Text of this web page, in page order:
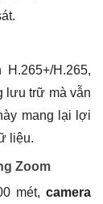
H.265,
lưu trữ mà vẫn
mang lại lợi
liệu.
Zoom
mét, camera